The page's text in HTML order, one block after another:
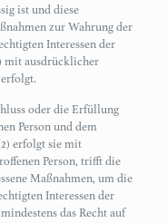
ist und diese
zur Wahrung der
Interessen der
mit ausdrücklicher
oder die Erfüllung
Person und dem
erfolgt sie mit
Person, trifft die
Maßnahmen, um die
Interessen der
das Recht auf